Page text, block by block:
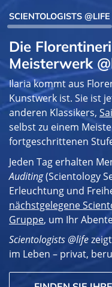
SCIENTOLOGISTS @LIFE
Die
Meisterwerk
Ilaria kommt aus
Kunstwerk ist. Sie ist
anderen Klassikers,
selbst zu einem
fortgeschrittenen
Jeden Tag erhalten
Auditing(Scientology
Erleuchtung und
nächstgelegene
Gruppe, um Ihr
Scientologists @life
im Leben – privat,